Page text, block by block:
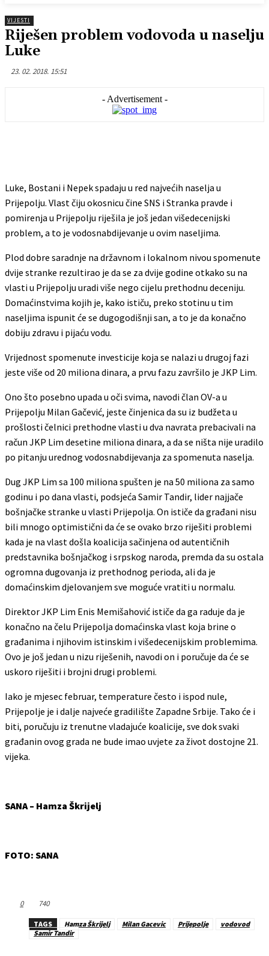
VIJESTI
Riješen problem vodovoda u naselju
Luke
23. 02. 2018. 15:51
- Advertisement -
Luke, Bostani i Nepek spadaju u red najvećih naselja u
Prijepolju. Vlast čiju okosnicu čine SNS i Stranka pravde i
pomirenja u Prijepolju riješila je još jedan višedecenijski
problem, a to je vodosnabdijevanje u ovim naseljima.
Plod dobre saradnje na državnom i lokalnom nivou spomenute
dvije stranke rezultirao je da se za dvije godine otkako su na
vlasti u Prijepolju uradi više nego cijelu prethodnu deceniju.
Domaćinstvima kojih je, kako ističu, preko stotinu u tim
naseljima ispunit će se dugogodišnji san, a to je da konačno
dobiju zdravu i pijaću vodu.
Vrijednost spomenute investicije koja se nalazi u drugoj fazi
jeste više od 20 miliona dinara, a prvu fazu završilo je JKP Lim.
Ono što posebno upada u oči svima, navodi član OV-a u
Prijepolju Milan Gačević, jeste činjenica da su iz budžeta u
prošlosti čelnici prethodne vlasti u dva navrata prebacivali na
račun JKP Lim desetine miliona dinara, a da se ništa nije uradilo
po pitanju urednog vodosnabdijevanja za spomenuta naselja.
Dug JKP Lim sa 100 miliona spušten je na 50 miliona za samo
godinu i po dana vlasti, podsjeća Samir Tandir, lider najjače
bošnjačke stranke u vlasti Prijepolja. On ističe da građani nisu
bili mnogo optimistični da će se ovako brzo riješiti problemi
kada je na vlast došla koalicija sačinjena od autentičnih
predstavnika bošnjačkog i srpskog naroda, premda da su ostala
ogromna dugovanja iz prethodnog perioda, ali da je
domaćinskim djelovanjem sve moguće vratiti u normalu.
Direktor JKP Lim Enis Memišahović ističe da ga raduje da je
konačno na čelu Prijepolja domaćinska vlast koja brine o
građanima i njihovim istinskim i višedecenijskim problemima.
Ovo je još jedan u nizu riješenih, navodi on i poručuje da će se
uskoro riješiti i brojni drugi problemi.
Iako je mjesec februar, temperature često i ispod nule,
Prijepolje je i dalje najveće gradilište Zapadne Srbije. Tako će i
biti, poručuju iz trenutne vladajuće koalicije, sve dok svaki
građanin ovog grada ne bude imao uvjete za život dostojne 21.
vijeka.
SANA – Hamza Škrijelj
FOTO: SANA
0 740
TAGS Hamza Škrijelj Milan Gacevic Prijepolje
vodovod
Samir Tandir